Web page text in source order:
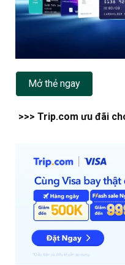
Mở thẻ ngay
>>> Trip.com ưu đãi